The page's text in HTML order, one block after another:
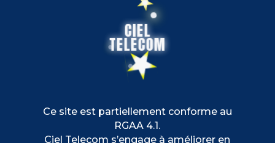
CIEL
TELECOM
Ce site est partiellement conforme au
RGAA 4.1.
Ciel Telecom s’engage à améliorer en